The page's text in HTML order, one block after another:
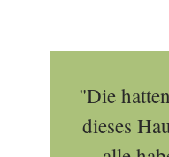
"Die
dieses